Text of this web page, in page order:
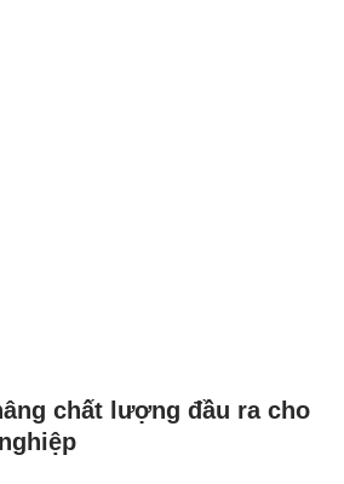
chất lượng đầu ra cho